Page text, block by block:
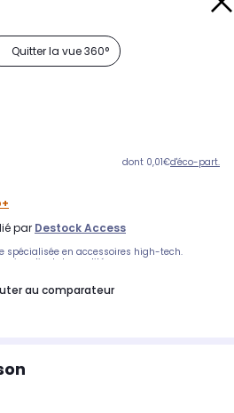
Quitter la vue 360°
dont 0,01€d'éco-part.
par Destock Access
spécialisée en accessoires high-tech.
client de qualité.
au comparateur